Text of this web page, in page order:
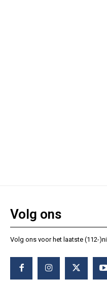
Volg ons
Volg ons voor het laatste (112-